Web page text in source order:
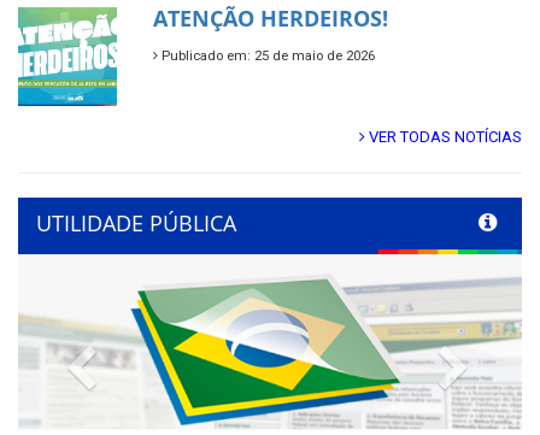
ATENÇÃO HERDEIROS!
Publicado em: 25 de maio de 2026
VER TODAS NOTÍCIAS
UTILIDADE PÚBLICA
Previous Next